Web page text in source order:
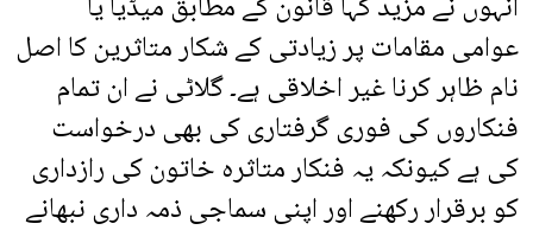
عوامی مقامات پر زیادتی کے شکار متاثرین کا اصل
نام ظاہر کرنا غیر اخلاقی ہے۔ گلاٹی نے ان تمام
فنکاروں کی فوری گرفتاری کی بھی درخواست
کی ہے کیونکہ یہ فنکار متاثرہ خاتون کی رازداری
کو برقرار رکھنے اور اپنی سماجی ذمہ داری نبھانے